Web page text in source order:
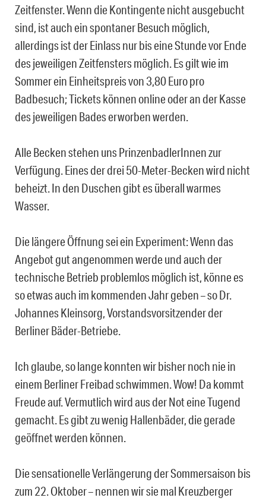
Zeitfenster. Wenn die Kontingente nicht ausgebucht
sind, ist auch ein spontaner Besuch möglich,
allerdings ist der Einlass nur bis eine Stunde vor Ende
des jeweiligen Zeitfensters möglich. Es gilt wie im
Sommer ein Einheitspreis von 3,80 Euro pro
Badbesuch; Tickets können online oder an der Kasse
des jeweiligen Bades erworben werden.
Alle Becken stehen uns PrinzenbadlerInnen zur
Verfügung. Eines der drei 50-Meter-Becken wird nicht
beheizt. In den Duschen gibt es überall warmes
Wasser.
Die längere Öffnung sei ein Experiment: Wenn das
Angebot gut angenommen werde und auch der
technische Betrieb problemlos möglich ist, könne es
so etwas auch im kommenden Jahr geben – so Dr.
Johannes Kleinsorg, Vorstandsvorsitzender der
Berliner Bäder-Betriebe.
Ich glaube, so lange konnten wir bisher noch nie in
einem Berliner Freibad schwimmen. Wow! Da kommt
Freude auf. Vermutlich wird aus der Not eine Tugend
gemacht. Es gibt zu wenig Hallenbäder, die gerade
geöffnet werden können.
Die sensationelle Verlängerung der Sommersaison bis
zum 22. Oktober – nennen wir sie mal Kreuzberger